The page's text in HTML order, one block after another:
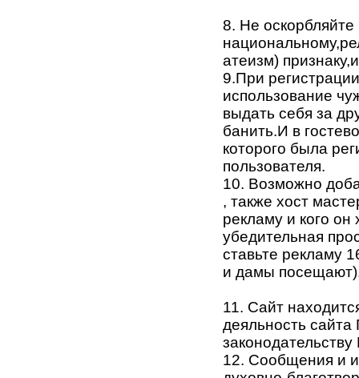
8. Не оскорбляйте
атеизм)
9.При
использование
выдать себя за
банить.И в
которого была
пользователя.
10. Возможно
, также хост
рекламу и кого он
убедительная
ставьте рекламу
и дамы
11. Сайт
деяльность
12. Сообщения и